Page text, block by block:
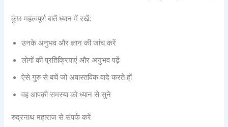
कुछ महत्वपूर्ण बातें ध्यान में रखें:
उनके अनुभव और ज्ञान की जांच करें
लोगों की प्रतिक्रियाएं और अनुभव पढ़ें
ऐसे गुरु से बचें जो अवास्तविक वादे करते हों
वह आपकी समस्या को ध्यान से सुने
रुद्रनाथ महाराज से संपर्क करें